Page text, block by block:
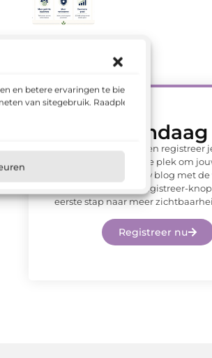
en betere ervaringen te bieden.
van sitegebruik. Raadpleeg
Begin
Wacht niet langer en registreer
platform is de ideale plek om
laten horen en jouw blog met
delen. Klik op de Registreer-
eerste stap naar meer
Registreer nu